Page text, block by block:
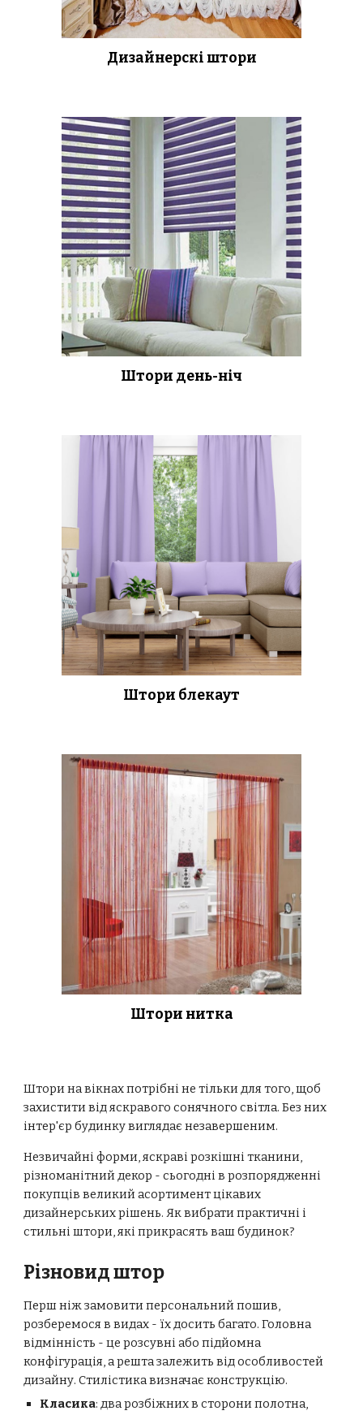
Дизайнерскі штори
Штори день-ніч
Штори блекаут
Штори нитка
Штори на вікнах потрібні не тільки для того, щоб
захистити від яскравого сонячного світла. Без них
інтер'єр будинку виглядає незавершеним.
Незвичайні форми, яскраві розкішні тканини,
різноманітний декор - сьогодні в розпорядженні
покупців великий асортимент цікавих
дизайнерських рішень. Як вибрати практичні і
стильні штори, які прикрасять ваш будинок?
Різновид штор
Перш ніж замовити персональний пошив,
розберемося в видах - їх досить багато. Головна
відмінність - це розсувні або підйомна
конфігурація, а решта залежить від особливостей
дизайну. Стилістика визначає конструкцію.
Класика: два розбіжних в сторони полотна,